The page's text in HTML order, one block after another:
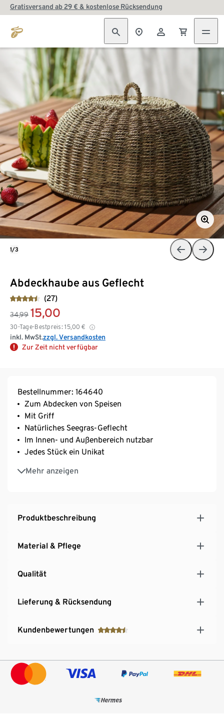
Gratisversand ab 29 € & kostenlose Rücksendung
Abdeckhaube aus Geflecht
(27)
34,99 15,00
30-Tage-Bestpreis: 15,00 €
inkl. MwSt.zzgl. Versandkosten
Zur Zeit nicht verfügbar
1/3
Bestellnummer: 164640
Zum Abdecken von Speisen
Mit Griff
Natürliches Seegras-Geflecht
Im Innen- und Außenbereich nutzbar
Jedes Stück ein Unikat
Mehr anzeigen
Ø ca. 35 cm, nutzbare Höhe ca. 22 cm
Produktbeschreibung
Material & Pflege
Qualität
Lieferung & Rücksendung
Kundenbewertungen